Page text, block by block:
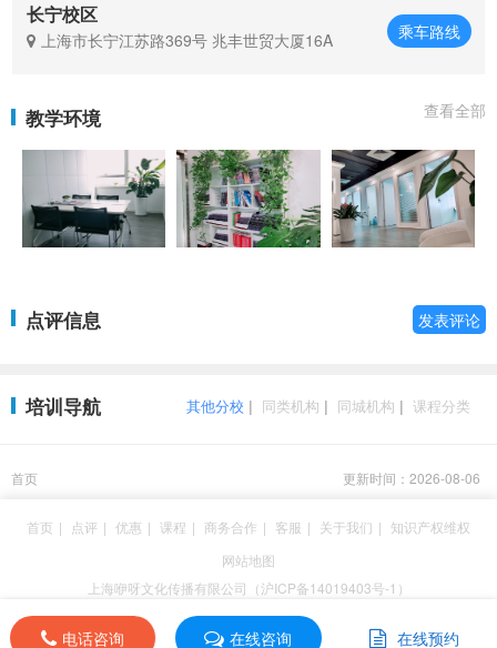
长宁校区
上海市长宁江苏路369号 兆丰世贸大厦16A 乘车路线
教学环境 查看全部
点评信息 发表评论
其他分校 | 同类机构 | 同城机构 | 课程分类
培训导航
首页 更新时间：2026-08-06
首页 | 点评 | 优惠 | 课程 | 商务合作 | 客服 | 关于我们 | 知识产权维权
网站地图
上海咿呀文化传播有限公司（沪ICP备14019403号-1）
电话咨询 在线咨询 在线预约